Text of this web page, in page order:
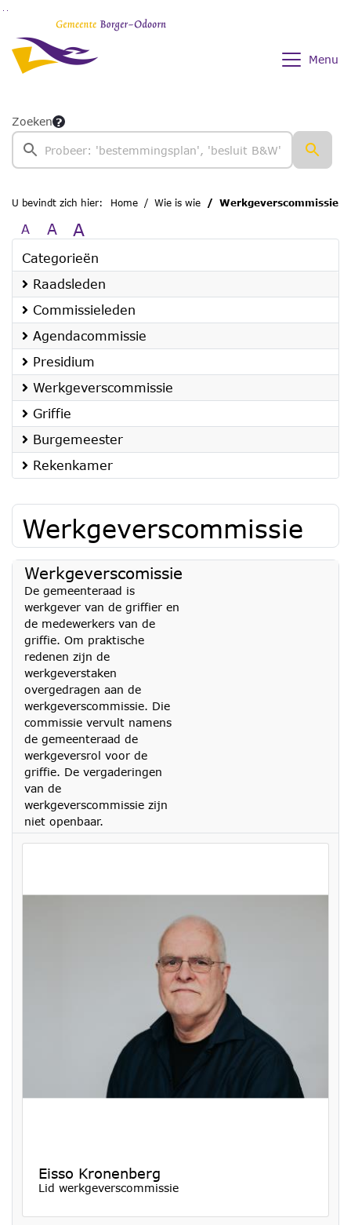
Ga naar de inhoud van deze pagina
Menu
Zoeken
U bevindt zich hier: Home Wie is wie Werkgeverscommissie
A A A
Categorieën
Raadsleden
Commissieleden
Agendacommissie
Presidium
Werkgeverscommissie
Griffie
Burgemeester
Rekenkamer
Werkgeverscommissie
Werkgeverscomissie
De gemeenteraad is
werkgever van de griffier en
de medewerkers van de
griffie. Om praktische
redenen zijn de
werkgeverstaken
overgedragen aan de
werkgeverscommissie. Die
commissie vervult namens
de gemeenteraad de
werkgeversrol voor de
griffie. De vergaderingen
van de
werkgeverscommissie zijn
niet openbaar.
Eisso Kronenberg
Lid werkgeverscommissie